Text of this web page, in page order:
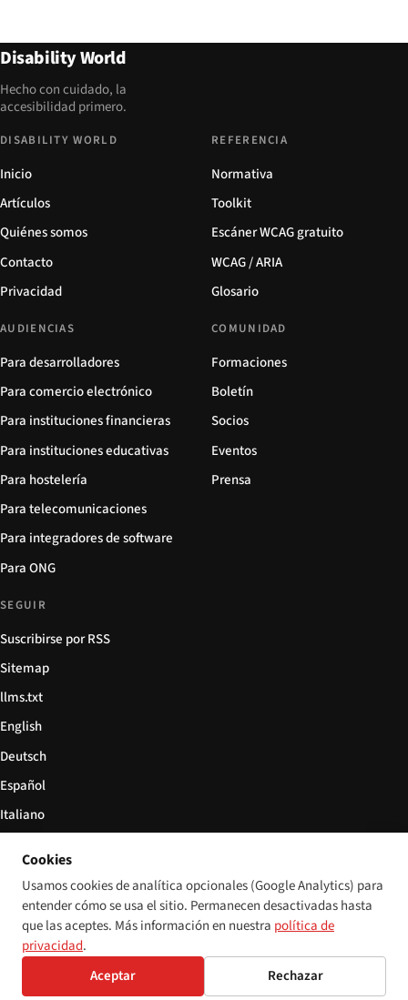
Disability World
Hecho con cuidado, la
accesibilidad primero.
DISABILITY WORLD
Inicio
Artículos
Quiénes somos
Contacto
Privacidad
REFERENCIA
Normativa
Toolkit
Escáner WCAG gratuito
WCAG / ARIA
Glosario
AUDIENCIAS
Para desarrolladores
Para comercio electrónico
Para instituciones financieras
Para instituciones educativas
Para hostelería
Para telecomunicaciones
Para integradores de software
Para ONG
COMUNIDAD
Formaciones
Boletín
Socios
Eventos
Prensa
SEGUIR
Suscribirse por RSS
Sitemap
llms.txt
English
Deutsch
Español
Italiano
© 2026 Disability World. Todos los derechos reservados. Configuración de cookies
DeutschEspañol 简体中文PolskiFrançais
Cookies
Usamos cookies de analítica opcionales (Google Analytics) para
entender cómo se usa el sitio. Permanecen desactivadas hasta
que las aceptes. Más información en nuestra política de
privacidad.
Aceptar
Rechazar